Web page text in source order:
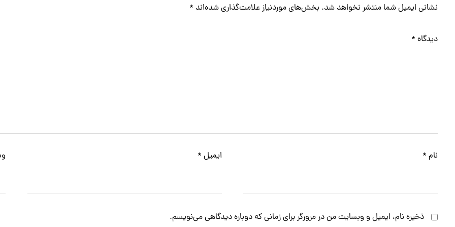
نشانی ایمیل شما منتشر نخواهد شد. بخش‌های موردنیاز علامت‌گذاری شده‌اند *
دیدگاه *
نام * ایمیل *
ذخیره نام، ایمیل و وبسایت من در مرورگر برای زمانی که دوباره دیدگاهی می‌نویسم.